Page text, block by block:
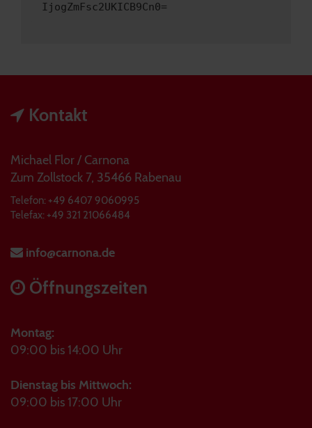
IjogZmFsc2UKICB9Cn0=
Kontakt
Michael Flor / Carnona
Zum Zollstock 7, 35466 Rabenau
Telefon: +49 6407 9060995
Telefax: +49 321 21066484
info@carnona.de
Öffnungszeiten
Montag:
09:00 bis 14:00 Uhr
Dienstag bis Mittwoch:
09:00 bis 17:00 Uhr